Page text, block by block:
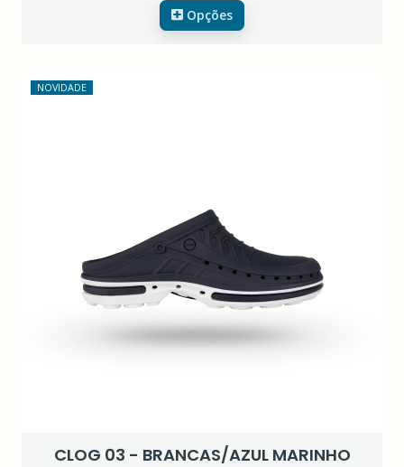
Opções
NOVIDADE
CLOG 03 - BRANCAS/AZUL MARINHO